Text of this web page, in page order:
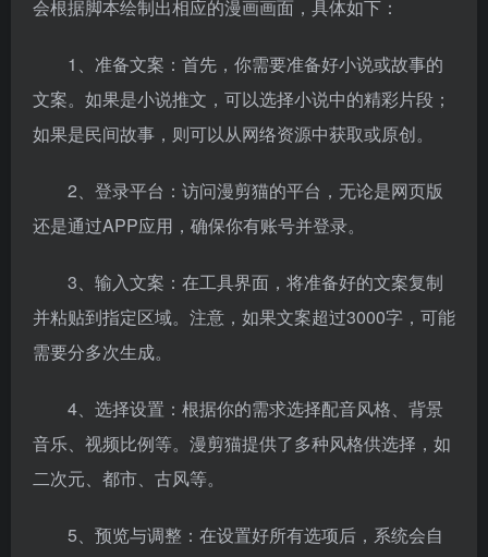
会根据脚本绘制出相应的漫画画面，具体如下：
1、准备文案：首先，你需要准备好小说或故事的
文案。如果是小说推文，可以选择小说中的精彩片段；
如果是民间故事，则可以从网络资源中获取或原创。
2、登录平台：访问漫剪猫的平台，无论是网页版
还是通过APP应用，确保你有账号并登录。
3、输入文案：在工具界面，将准备好的文案复制
并粘贴到指定区域。注意，如果文案超过3000字，可能
需要分多次生成。
4、选择设置：根据你的需求选择配音风格、背景
音乐、视频比例等。漫剪猫提供了多种风格供选择，如
二次元、都市、古风等。
5、预览与调整：在设置好所有选项后，系统会自